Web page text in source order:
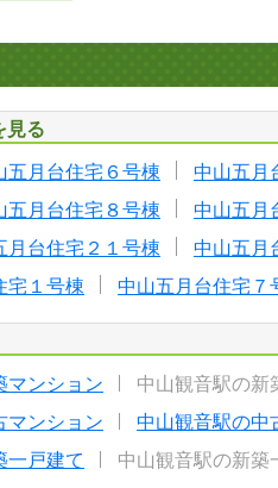
見る
五月台住宅６号棟 中山五月
五月台住宅８号棟 中山五月
月台住宅２１号棟 中山五月
宅１号棟 中山五月台住宅７
マンション
中山観音駅の新
マンション
中山観音駅の中
一戸建て
中山観音駅の新築